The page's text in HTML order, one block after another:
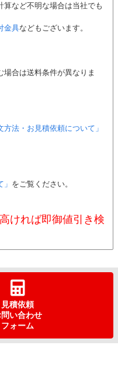
算など不明な場合は当社でも
金具などもございます。
場合は送料条件が異なりま
方法・お見積依頼について」
をご覧ください。
ければ即御値引き検
見積依頼
問い合わせ
フォーム